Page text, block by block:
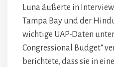
Luna äußerte in
Tampa Bay und der
wichtige UAP-Daten
Congressional Budget“
berichtete, dass sie in